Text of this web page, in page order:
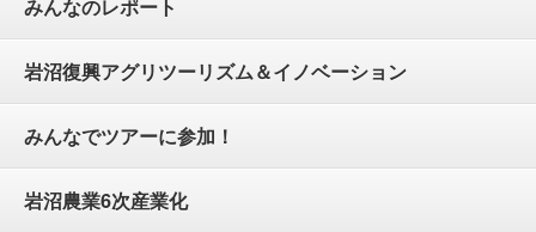
みんなのレポート
岩沼復興アグリツーリズム＆イノベーション
みんなでツアーに参加！
岩沼農業6次産業化